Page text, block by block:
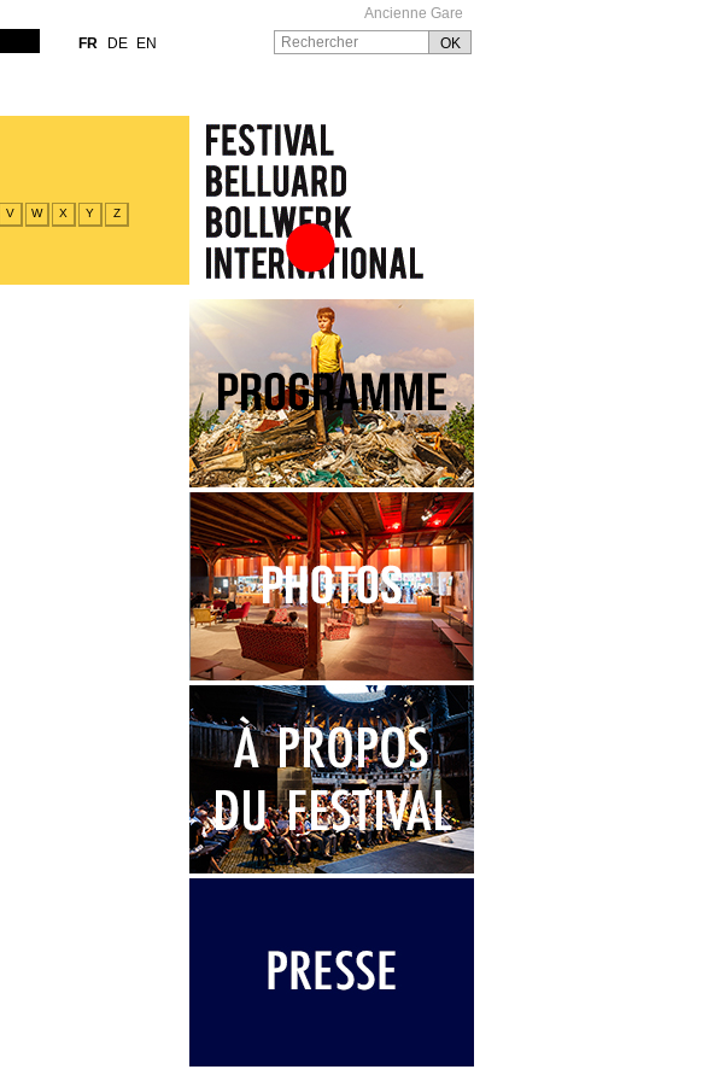
Festival Belluard
Bollwerk International
V W X Y Z
FR DE EN
Ancienne Gare